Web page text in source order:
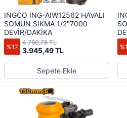
INGCO ING-AIW12562 HAVALI
SOMUN SIKMA 1/2"7000
DEVİR/DAKİKA
%17 3.945,49 TL
4.760,78 TL
Sepete Ekle